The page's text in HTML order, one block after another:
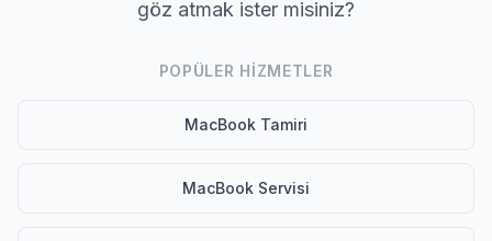
göz atmak ister misiniz?
POPÜLER HIZMETLER
MacBook Tamiri
MacBook Servisi